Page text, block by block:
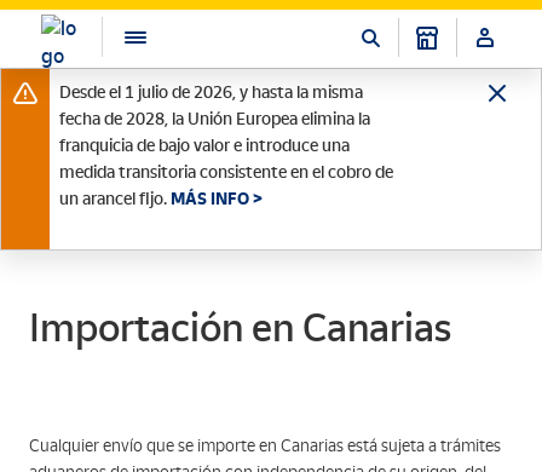
Desde el 1 julio de 2026, y hasta la misma
fecha de 2028, la Unión Europea elimina la
franquicia de bajo valor e introduce una
medida transitoria consistente en el cobro de
un arancel fijo. MÁS INFO >
Importación en Canarias
Cualquier envío que se importe en Canarias está sujeta a trámites